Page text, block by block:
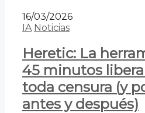
16/03/2026
IA Noticias
Heretic: La
45 minutos
toda censura (y
antes y después)